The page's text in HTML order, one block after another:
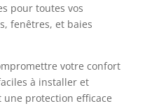
pour toutes vos
fenêtres, et baies
votre confort
à installer et
une protection efficace